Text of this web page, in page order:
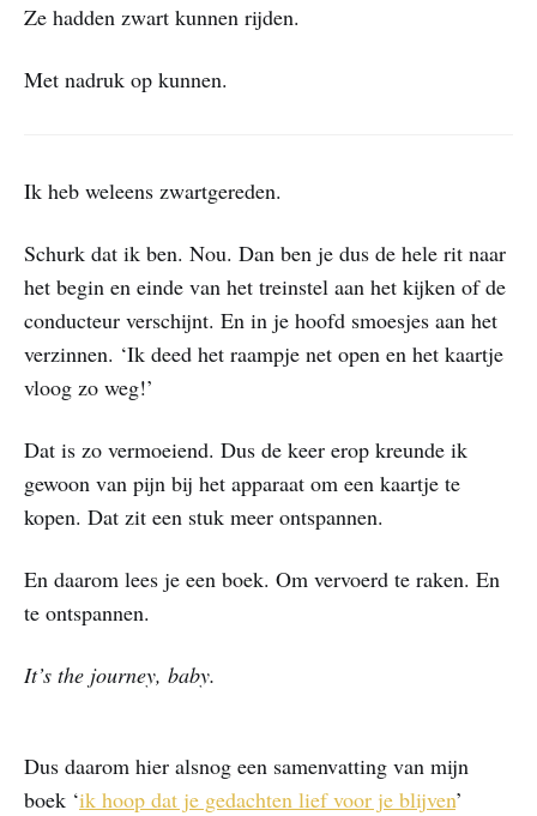
Ze hadden zwart kunnen rijden.
Met nadruk op kunnen.
Ik heb weleens zwartgereden.
Schurk dat ik ben. Nou. Dan ben je dus de hele rit naar
het begin en einde van het treinstel aan het kijken of de
conducteur verschijnt. En in je hoofd smoesjes aan het
verzinnen. ‘Ik deed het raampje net open en het kaartje
vloog zo weg!’
Dat is zo vermoeiend. Dus de keer erop kreunde ik
gewoon van pijn bij het apparaat om een kaartje te
kopen. Dat zit een stuk meer ontspannen.
En daarom lees je een boek. Om vervoerd te raken. En
te ontspannen.
It’s the journey, baby.
Dus daarom hier alsnog een samenvatting van mijn
boek ‘​ik hoop dat je gedachten lief voor je blijven​’